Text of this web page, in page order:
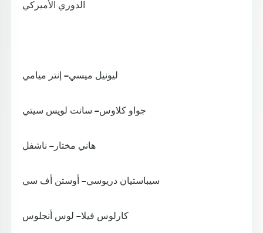
الدوري الأميركي
ليونيل ميسي – إنتر ميامي
جواو كلاوس – سانت لويس سيتي
هاني مختار – ناشفل
سيباستيان دريوسي – أوستن أف سي
كارلوس فيلا – لوس أنجلوس